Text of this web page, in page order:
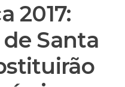
2017:
Santa